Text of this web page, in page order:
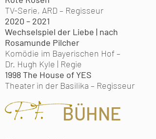
TV-Serie, ARD – Regisseur
2020 – 2021
Wechselspiel der Liebe | nach
Rosamunde Pilcher
Komödie im Bayerischen Hof –
Dr. Hugh Kyle | Regie
1998 The House of YES
Theater in der Basilika – Regisseur
BÜHNE